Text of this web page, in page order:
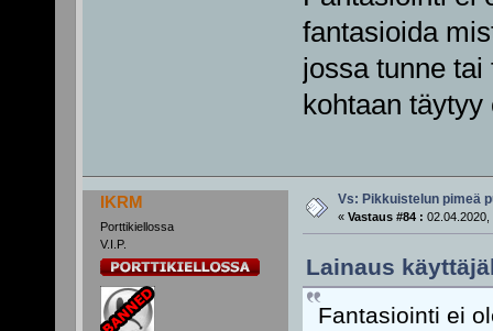
fantasioida
jossa tunne
kohtaan
IKRM
Porttikiellossa
V.I.P.
Vs: Pikkuistelun pimeä
« Vastaus #84 : 02.04.2020,
Lainaus
Fantasiointi ei